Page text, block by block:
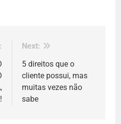
Next:
5 direitos que o
cliente possui, mas
muitas vezes não
sabe